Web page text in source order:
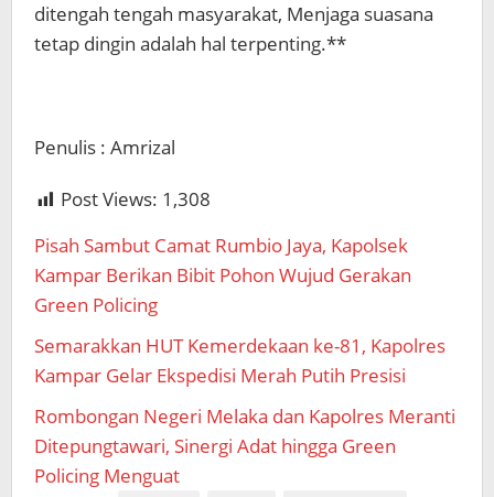
ditengah tengah masyarakat, Menjaga suasana
tetap dingin adalah hal terpenting.**
Penulis : Amrizal
Post Views: 1,308
Pisah Sambut Camat Rumbio Jaya, Kapolsek
Kampar Berikan Bibit Pohon Wujud Gerakan
Green Policing
Semarakkan HUT Kemerdekaan ke-81, Kapolres
Kampar Gelar Ekspedisi Merah Putih Presisi
Rombongan Negeri Melaka dan Kapolres Meranti
Ditepungtawari, Sinergi Adat hingga Green
Policing Menguat